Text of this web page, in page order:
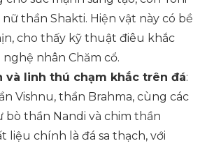
thần Shakti. Hiện vật này có bề
cho thấy kỹ thuật điêu khắc
nhân Chăm cổ.
và linh thú chạm khắc trên đá:
Vishnu, thần Brahma, cùng các
bò thần Nandi và chim thần
liệu chính là đá sa thạch, với